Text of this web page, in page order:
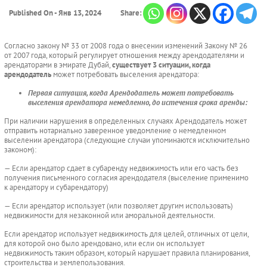
Published On - Янв 13, 2024 Share:
Согласно закону № 33 от 2008 года о внесении изменений Закону № 26
от 2007 года, который регулирует отношения между арендодателями и
арендаторами в эмирате Дубай,существует 3 ситуации, когда
арендодательможет потребовать выселения арендатора:
Первая ситуация, когда Арендодатель может потребовать
выселения арендатора немедленно, до истечения срока аренды:
При наличии нарушения в определенных случаях Арендодатель может
отправить нотариально заверенное уведомление о немедленном
выселении арендатора (следующие случаи упоминаются исключительно
законом):
— Если арендатор сдает в субаренду недвижимость или его часть без
получения письменного согласия арендодателя (выселение применимо
к арендатору и субарендатору)
— Если арендатор использует (или позволяет другим использовать)
недвижимости для незаконной или аморальной деятельности.
Если арендатор использует недвижимость для целей, отличных от цели,
для которой оно было арендовано, или если он использует
недвижимость таким образом, который нарушает правила планирования,
строительства и землепользования.